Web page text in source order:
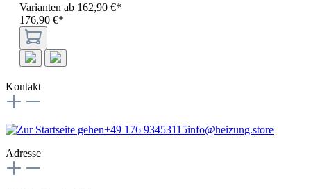
Varianten ab 162,90 €*
176,90 €*
Kontakt
+49 176 93453115info@heizung.store
Adresse